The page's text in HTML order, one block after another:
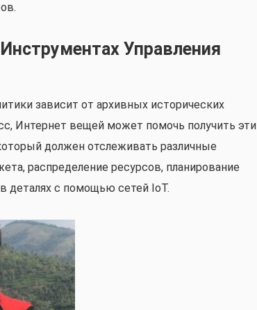
Управления
зависит от архивных исторических
Интернет вещей может помочь получить эти
должен отслеживать различные
распределение ресурсов, планирование
деталях с помощью сетей IoT.